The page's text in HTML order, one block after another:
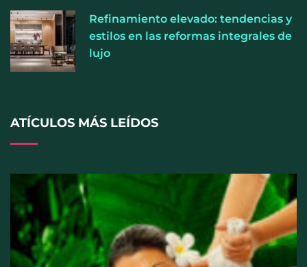
humedad prolongada, claves para prevenir una de
las infecciones más frecuentes
Refinamiento elevado: tendencias y
estilos en las reformas integrales de
lujo
ATÍCULOS MÁS LEÍDOS